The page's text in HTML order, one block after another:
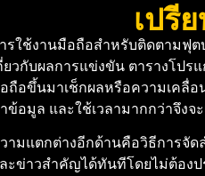
เปรี
รใช้งานมือถือสำหรับติดตามฟุต
ยวกับผลการแข่งขัน ตารางโปร
ถือขึ้นมาเช็กผลหรือความเคลื่อ
ข้อมูล และใช้เวลามากกว่าจึง
ามแตกต่างอีกด้านคือวิธีการจัด
ะข่าวสำคัญได้ทันทีโดยไม่ต้องป